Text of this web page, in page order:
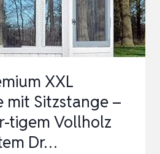
XXL
mit Sitzstange –
tigem Vollholz
Dr…